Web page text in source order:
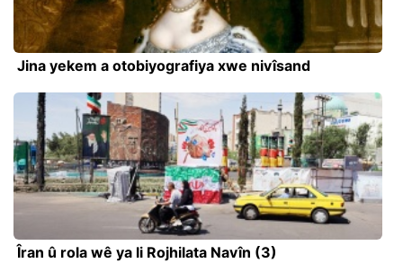
Jina yekem a otobiyografiya xwe nivîsand
Îran û rola wê ya li Rojhilata Navîn (3)